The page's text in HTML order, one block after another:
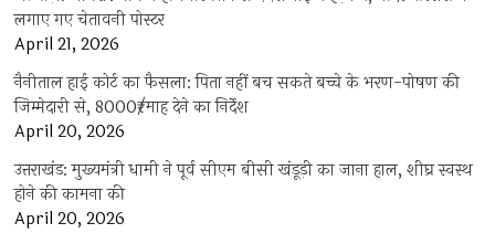
लगाए गए चेतावनी पोस्टर
April 21, 2026
नैनीताल हाई कोर्ट का फैसला: पिता नहीं बच सकते बच्चे के भरण-पोषण की
जिम्मेदारी से, 8000₹/माह देने का निर्देश
April 20, 2026
उत्तराखंड: मुख्यमंत्री धामी ने पूर्व सीएम बीसी खंडूड़ी का जाना हाल, शीघ्र स्वस्थ
होने की कामना की
April 20, 2026